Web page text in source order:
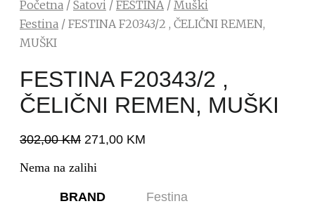
Početna / Satovi / FESTINA / Muški
Festina / FESTINA F20343/2 , ČELIČNI REMEN,
MUŠKI
FESTINA F20343/2 ,
ČELIČNI REMEN, MUŠKI
302,00KM 271,00 KM
Nema na zalihi
BRAND
Festina